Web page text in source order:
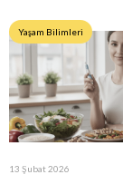
Yaşam Bilimleri
13 Şubat 2026